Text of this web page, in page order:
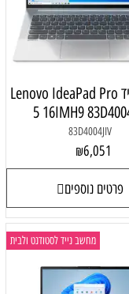
מחשב נייד Lenovo IdeaPad Pro
5 16IMH9
83D4004JIV
₪6,051
פרטים נוספים
מחשב נייד לסטודנט ולבית